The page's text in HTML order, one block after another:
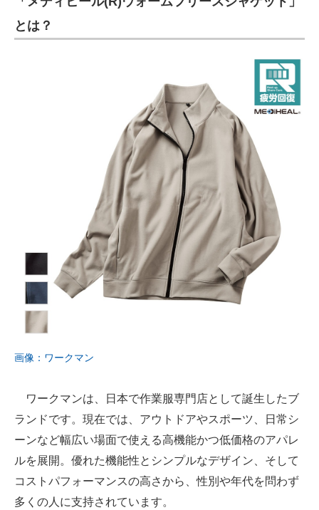
とは？
画像：ワークマン
ワークマンは、日本で作業服専門店として誕生したブ
ランドです。現在では、アウトドアやスポーツ、日常シ
ーンなど幅広い場面で使える高機能かつ低価格のアパレ
ルを展開。優れた機能性とシンプルなデザイン、そして
コストパフォーマンスの高さから、性別や年代を問わず
多くの人に支持されています。